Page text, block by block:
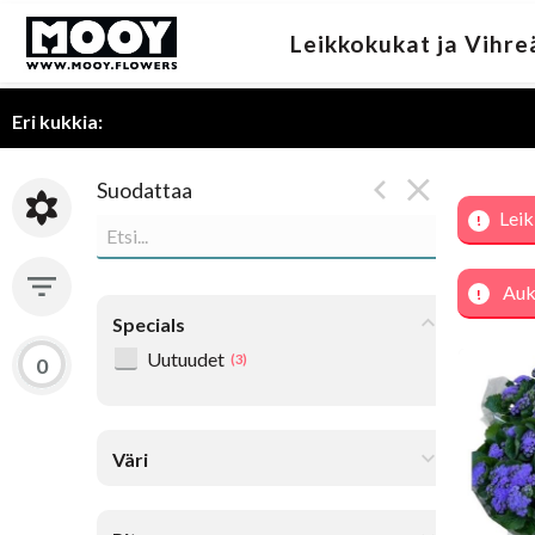
Leikkokukat ja
Eri ​​kukkia:
0
Suodattaa
Specials
Uutuudet (3)
Väri